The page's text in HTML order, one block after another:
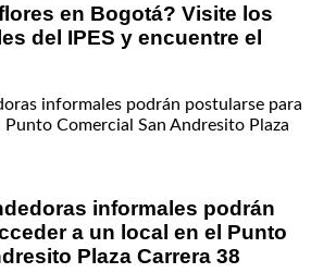
en Bogotá? Visite los
del IPES y encuentre el
informales podrán
a un local en el Punto
Plaza Carrera 38